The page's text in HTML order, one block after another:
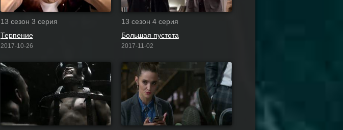
13 сезон 3 серия
Терпение
2017-10-26
13 сезон 4 серия
Большая пустота
2017-11-02